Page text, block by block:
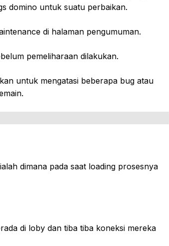
domino untuk suatu perbaikan.
di halaman pengumuman.
pemeliharaan dilakukan.
untuk mengatasi beberapa bug atau
dimana pada saat loading prosesnya
di loby dan tiba tiba koneksi mereka